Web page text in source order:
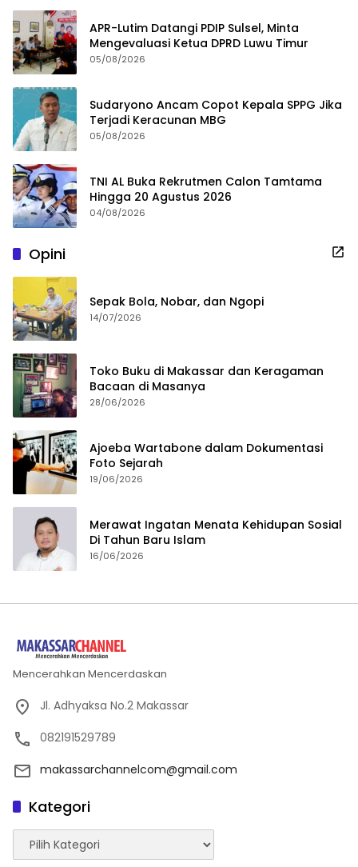
APR-Lutim Datangi PDIP Sulsel, Minta
Mengevaluasi Ketua DPRD Luwu Timur
05/08/2026
Sudaryono Ancam Copot Kepala SPPG Jika
Terjadi Keracunan MBG
05/08/2026
TNI AL Buka Rekrutmen Calon Tamtama
Hingga 20 Agustus 2026
04/08/2026
Opini
Sepak Bola, Nobar, dan Ngopi
14/07/2026
Toko Buku di Makassar dan Keragaman
Bacaan di Masanya
28/06/2026
Ajoeba Wartabone dalam Dokumentasi
Foto Sejarah
19/06/2026
Merawat Ingatan Menata Kehidupan Sosial
Di Tahun Baru Islam
16/06/2026
Mencerahkan Mencerdaskan
Jl. Adhyaksa No.2 Makassar
082191529789
makassarchannelcom@gmail.com
Kategori
Kategori